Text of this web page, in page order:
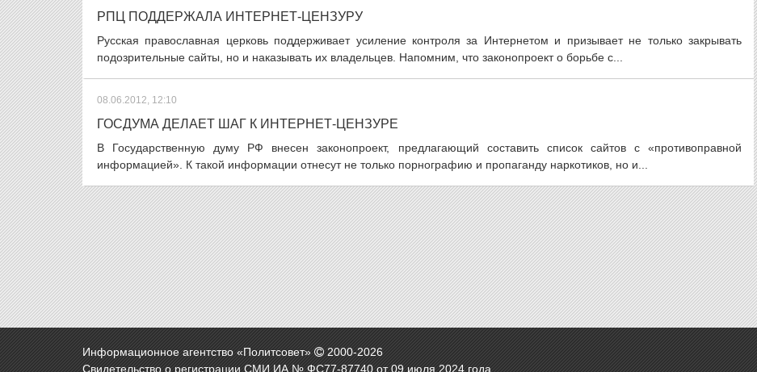
РПЦ ПОДДЕРЖАЛА ИНТЕРНЕТ-ЦЕНЗУРУ
Русская православная церковь поддерживает усиление контроля за Интернетом и призывает не только закрывать
подозрительные сайты, но и наказывать их владельцев. Напомним, что законопроект о борьбе с...
08.06.2012, 12:10
ГОСДУМА ДЕЛАЕТ ШАГ К ИНТЕРНЕТ-ЦЕНЗУРЕ
В Государственную думу РФ внесен законопроект, предлагающий составить список сайтов с «противоправной
информацией». К такой информации отнесут не только порнографию и пропаганду наркотиков, но и...
Информационное агентство «Политсовет» 2000-2026
Свидетельство о регистрации СМИ ИА № ФС77-87740 от 09 июля 2024 года.